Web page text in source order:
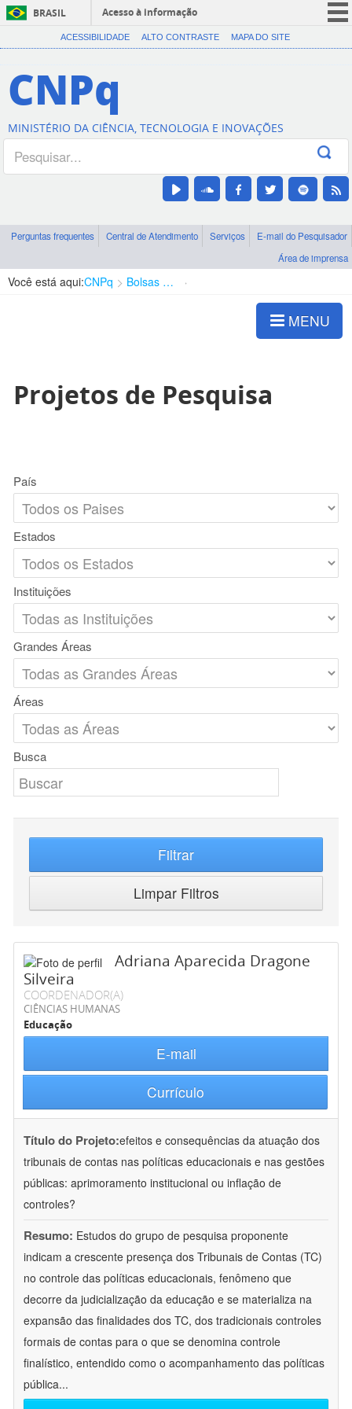
BRASIL
Acesso à informação
CORONAVÍRUS (COVID-19)
Canais
ACESSIBILIDADE ALTO CONTRASTE MAPA DO SITE
CNPq
MINISTÉRIO DA CIÊNCIA, TECNOLOGIA E INOVAÇÕES
Perguntas frequentes Central de Atendimento Serviços
E-mail do Pesquisador
Área de imprensa
Você está aqui:CNPq Bolsas e Auxílios Vigentes
MENU
Projetos de Pesquisa
País
Estados
Instituições
Grandes Áreas
Áreas
Busca
Filtrar
Limpar Filtros
Adriana Aparecida Dragone
Silveira
COORDENADOR(A)
CIÊNCIAS HUMANAS
Educação
E-mail
Currículo
Título do Projeto:efeitos e consequências da atuação dos
tribunais de contas nas políticas educacionais e nas gestões
públicas: aprimoramento institucional ou inflação de
controles?
Resumo: Estudos do grupo de pesquisa proponente
indicam a crescente presença dos Tribunais de Contas (TC)
no controle das políticas educacionais, fenômeno que
decorre da judicialização da educação e se materializa na
expansão das finalidades dos TC, dos tradicionais controles
formais de contas para o que se denomina controle
finalístico, entendido como o acompanhamento das políticas
pública...